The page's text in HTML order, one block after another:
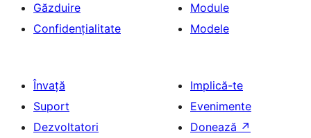
Găzduire
Confidențialitate
Module
Modele
Învață
Suport
Dezvoltatori
Implică-te
Evenimente
Donează ↗